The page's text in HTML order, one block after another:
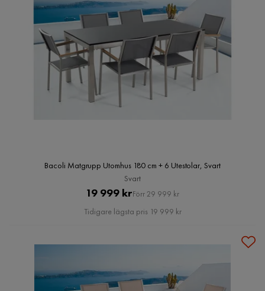
Bacoli Matgrupp Utomhus 180 cm + 6 Utestolar, Svart
Svart
Pris
19 999 krOriginal
Pris
Förr 29 999 kr
Tidigare lägsta pris 19 999 kr